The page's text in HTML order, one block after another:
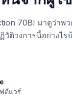
70B! มาดูว่าพว
วัติวงการนี้อย่างไร
ต์แวร์